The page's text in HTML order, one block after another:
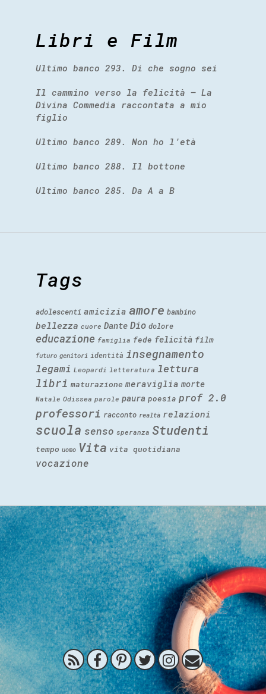
Libri e Film
Ultimo banco 293. Di che sogno sei
Il cammino verso la felicità – La
Divina Commedia raccontata a mio
figlio
Ultimo banco 289. Non ho l’età
Ultimo banco 288. Il bottone
Ultimo banco 285. Da A a B
Tags
adolescenti amicizia amore bambino
bellezza cuore Dante Dio dolore
educazione famiglia fede felicità film
futuro genitori identità insegnamento
legami Leopardi letteratura lettura
libri maturazione meraviglia morte
Natale Odissea parole paura poesia prof 2.0
professori racconto realtà relazioni
scuola senso speranza Studenti
tempo uomo Vita vita quotidiana
vocazione